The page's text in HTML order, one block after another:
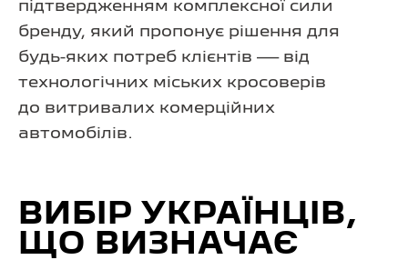
підтвердженням комплексної сили
бренду, який пропонує рішення для
будь-яких потреб клієнтів — від
технологічних міських кросоверів
до витривалих комерційних
автомобілів.
ВИБІР УКРАЇНЦІВ,
ЩО ВИЗНАЧАЄ